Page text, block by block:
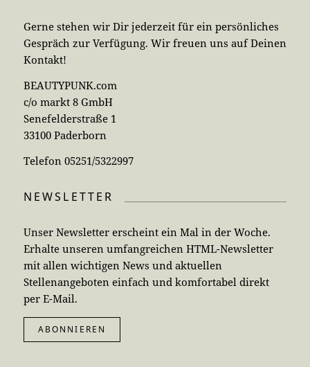
Gerne stehen wir Dir jederzeit für ein persönliches
Gespräch zur Verfügung. Wir freuen uns auf Deinen
Kontakt!
BEAUTYPUNK.com
c/o markt 8 GmbH
Senefelderstraße 1
33100 Paderborn
Telefon 05251/5322997
NEWSLETTER
Unser Newsletter erscheint ein Mal in der Woche.
Erhalte unseren umfangreichen HTML-Newsletter
mit allen wichtigen News und aktuellen
Stellenangeboten einfach und komfortabel direkt
per E-Mail.
ABONNIEREN